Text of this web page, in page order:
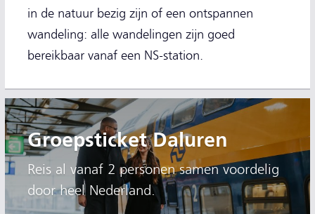
in de natuur bezig zijn of een ontspannen
wandeling: alle wandelingen zijn goed
bereikbaar vanaf een NS-station.
Groepsticket Daluren
Reis al vanaf 2 personen samen voordelig
door heel Nederland.